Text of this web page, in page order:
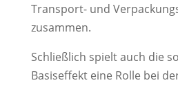
Transport- und
zusammen.
Schließlich spielt auch die
Basiseffekt eine Rolle bei